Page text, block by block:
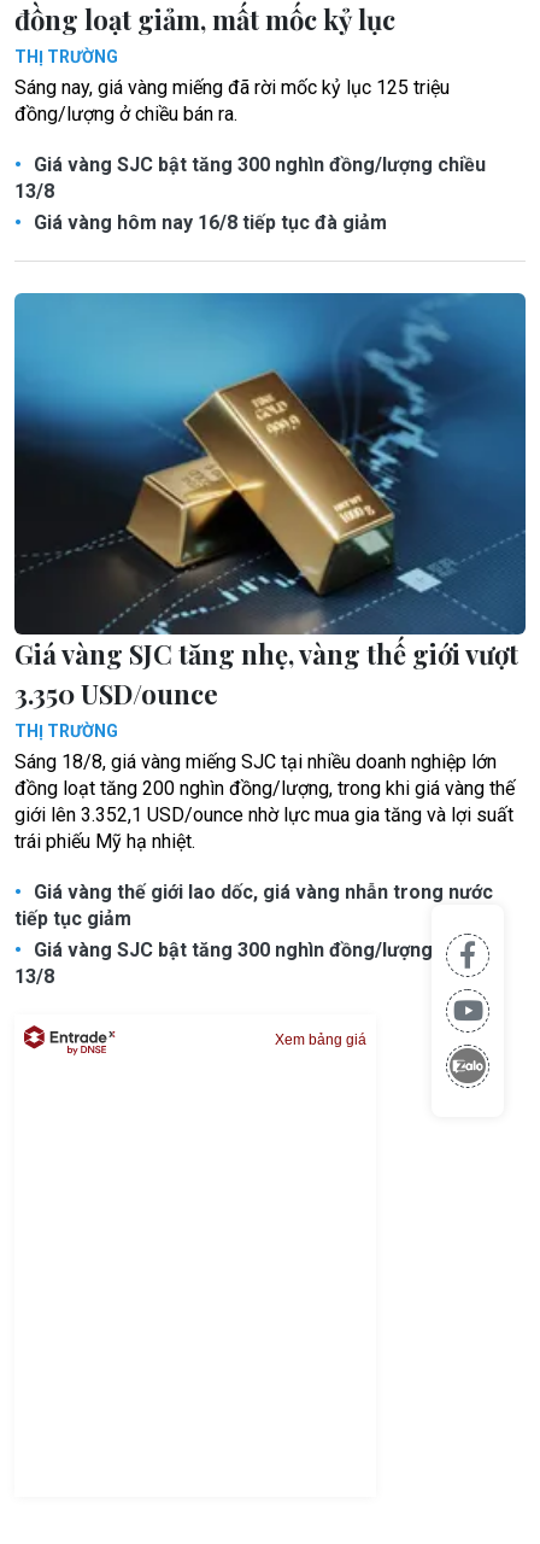
đồng loạt giảm, mất mốc kỷ lục
THỊ TRƯỜNG
Sáng nay, giá vàng miếng đã rời mốc kỷ lục 125 triệu
đồng/lượng ở chiều bán ra.
Giá vàng SJC bật tăng 300 nghìn đồng/lượng chiều
13/8
Giá vàng hôm nay 16/8 tiếp tục đà giảm
Giá vàng SJC tăng nhẹ, vàng thế giới vượt
3.350 USD/ounce
THỊ TRƯỜNG
Sáng 18/8, giá vàng miếng SJC tại nhiều doanh nghiệp lớn
đồng loạt tăng 200 nghìn đồng/lượng, trong khi giá vàng thế
giới lên 3.352,1 USD/ounce nhờ lực mua gia tăng và lợi suất
trái phiếu Mỹ hạ nhiệt.
Giá vàng thế giới lao dốc, giá vàng nhẫn trong nước
tiếp tục giảm
Giá vàng SJC bật tăng 300 nghìn đồng/lượng chiều
13/8
Xem bảng giá